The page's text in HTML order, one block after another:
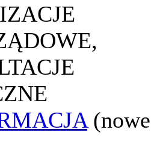
(nowe